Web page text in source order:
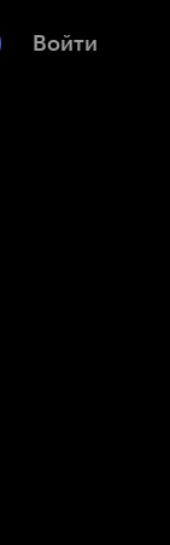
Войти